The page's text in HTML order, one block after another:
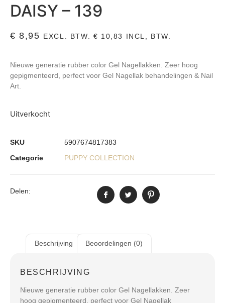
DAISY – 139
€ 8,95 EXCL. BTW. € 10,83 INCL, BTW.
Nieuwe generatie rubber color Gel Nagellakken. Zeer hoog
gepigmenteerd, perfect voor Gel Nagellak behandelingen & Nail
Art.
Uitverkocht
SKU
5907674817383
Categorie
PUPPY COLLECTION
Delen:
Beschrijving Beoordelingen (0)
BESCHRIJVING
Nieuwe generatie rubber color Gel Nagellakken. Zeer
hoog gepigmenteerd, perfect voor Gel Nagellak